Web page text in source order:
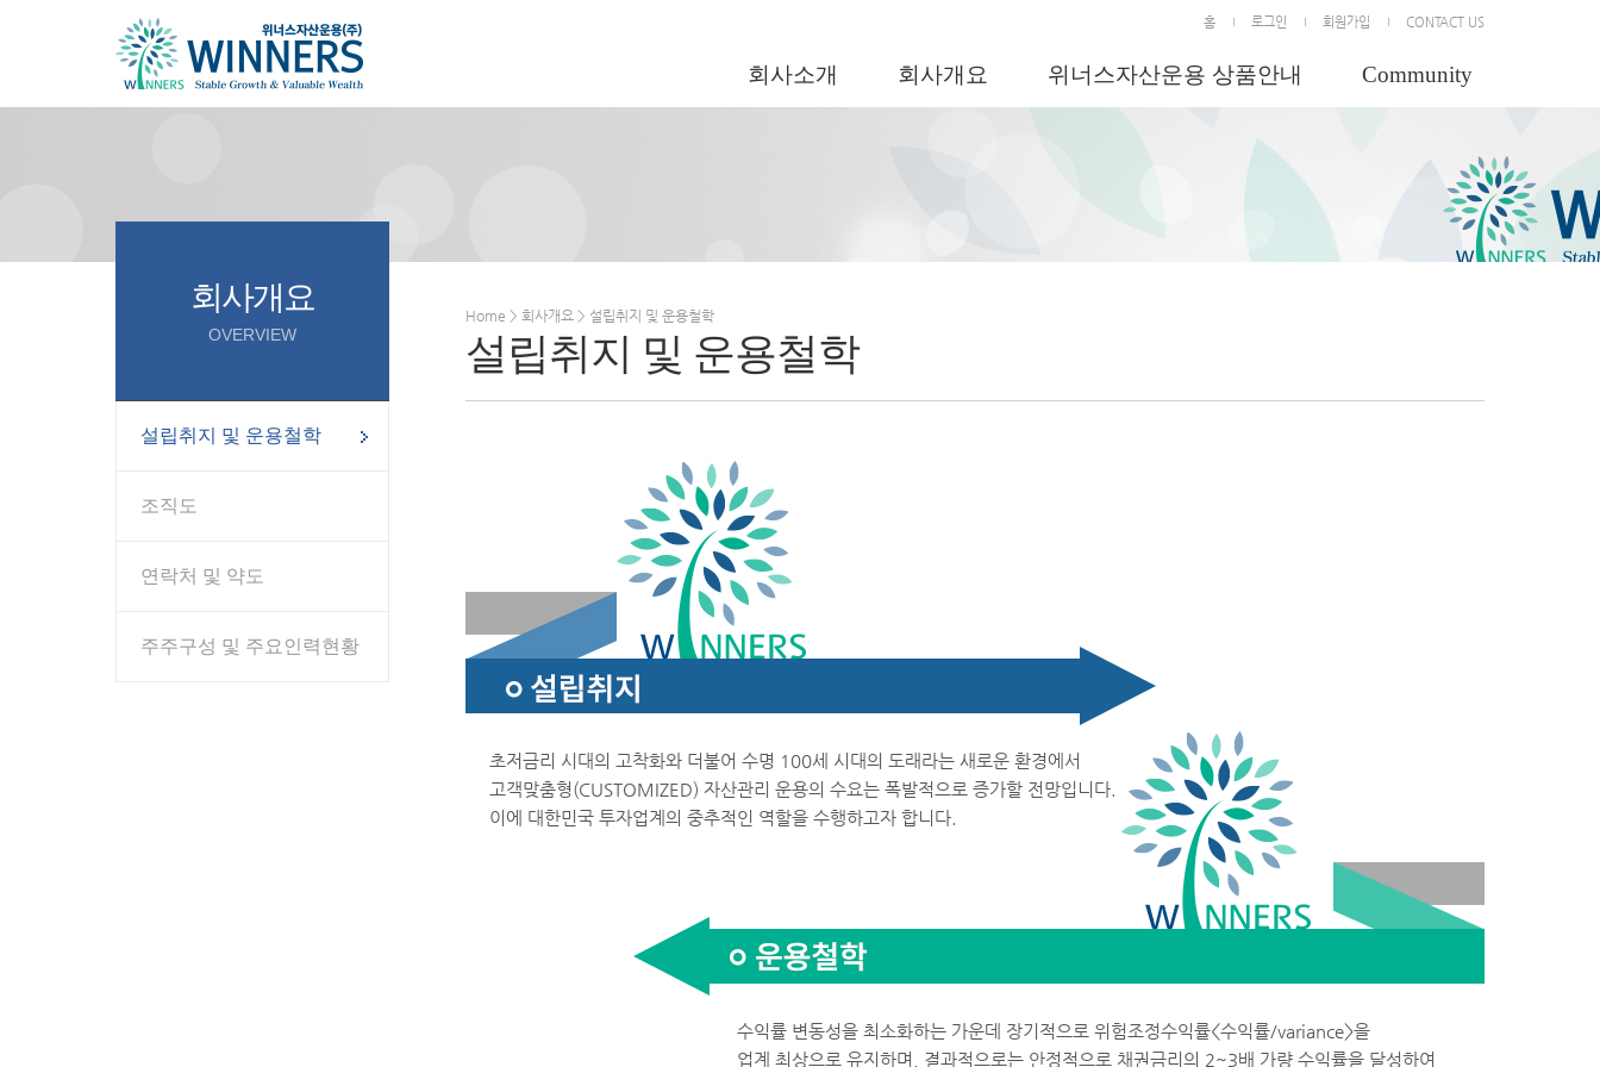
홈 로그인 회원가입 CONTACT US
회사소개 회사개요 위너스자산운용 상품안내 Community
회사개요
OVERVIEW
설립취지 및 운용철학
조직도
연락처 및 약도
주주구성 및 주요인력현황
Home > 회사개요 > 설립취지 및 운용철학
설립취지 및 운용철학
초저금리 시대의 고착화와 더불어 수명 100세 시대의 도래라는 새로운 환경에서
고객맞춤형(CUSTOMIZED) 자산관리 운용의 수요는 폭발적으로 증가할 전망입니다.
이에 대한민국 투자업계의 중추적인 역할을 수행하고자 합니다.
수익률 변동성을 최소화하는 가운데 장기적으로 위험조정수익률<수익률/variance>을
업계 최상으로 유지하며, 결과적으로는 안정적으로 채권금리의 2~3배 가량 수익률을 달성하여